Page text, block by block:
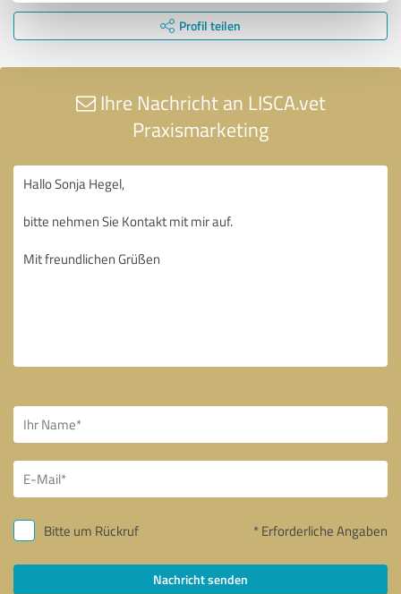
Profil teilen
Ihre Nachricht an LISCA.vet
Praxismarketing
Bitte um Rückruf * Erforderliche Angaben
Nachricht senden